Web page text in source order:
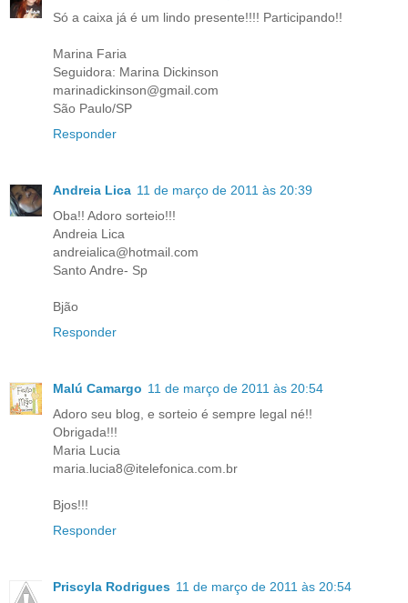
Só a caixa já é um lindo presente!!!! Participando!!
Marina Faria
Seguidora: Marina Dickinson
marinadickinson@gmail.com
São Paulo/SP
Responder
Andreia Lica 11 de março de 2011 às 20:39
Oba!! Adoro sorteio!!!
Andreia Lica
andreialica@hotmail.com
Santo Andre- Sp
Bjão
Responder
Malú Camargo 11 de março de 2011 às 20:54
Adoro seu blog, e sorteio é sempre legal né!!
Obrigada!!!
Maria Lucia
maria.lucia8@itelefonica.com.br
Bjos!!!
Responder
Priscyla Rodrigues 11 de março de 2011 às 20:54